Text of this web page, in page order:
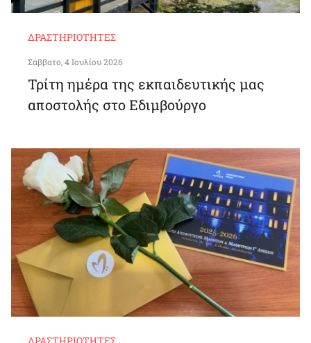
ΔΡΑΣΤΗΡΙΌΤΗΤΕΣ
Σάββατο, 4 Ιουλίου 2026
Τρίτη ημέρα της εκπαιδευτικής μας
αποστολής στο Εδιμβούργο
ΔΡΑΣΤΗΡΙΌΤΗΤΕΣ